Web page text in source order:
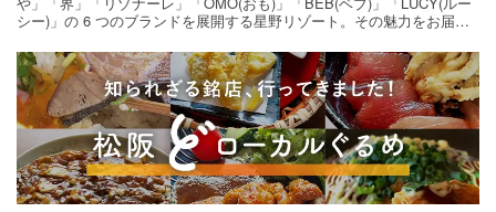
シー)」の 6 つのブランドを展開する星野リゾート。その魅力をお届け